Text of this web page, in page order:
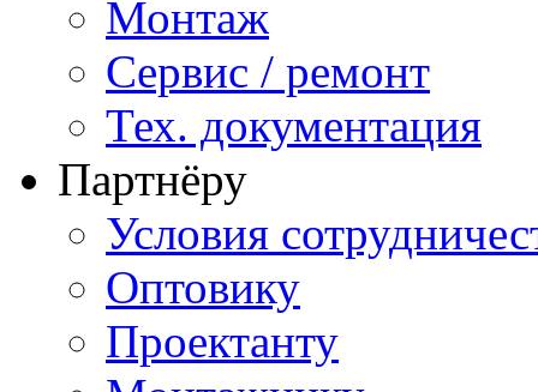
Монтаж
Сервис / ремонт
Тех. документация
Партнёру
Условия
Оптовику
Проектанту